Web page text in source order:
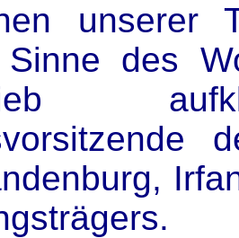
unserer
Sinne des